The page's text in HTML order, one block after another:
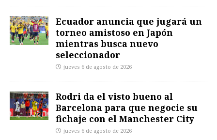
Ecuador anuncia que jugará un
torneo amistoso en Japón
mientras busca nuevo
seleccionador
jueves 6 de agosto de 2026
Rodri da el visto bueno al
Barcelona para que negocie su
fichaje con el Manchester City
jueves 6 de agosto de 2026